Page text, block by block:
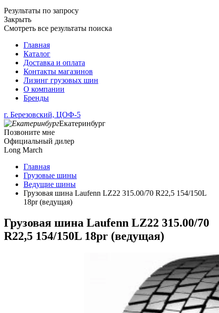
Результаты по запросу
Закрыть
Смотреть все результаты поиска
Главная
Каталог
Доставка и оплата
Контакты магазинов
Лизинг грузовых шин
О компании
Бренды
г. Березовский, ЦОФ-5
Екатеринбург
Позвоните мне
Официальный дилер
Long March
Главная
Грузовые шины
Ведущие шины
Грузовая шина Laufenn LZ22 315.00/70 R22,5 154/150L
18pr (ведущая)
Грузовая шина Laufenn LZ22 315.00/70
R22,5 154/150L 18pr (ведущая)